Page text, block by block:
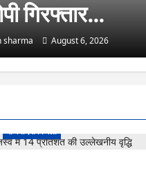
गिरफ्तार…
sharma August 6, 2026
राजनांदगांव जिला